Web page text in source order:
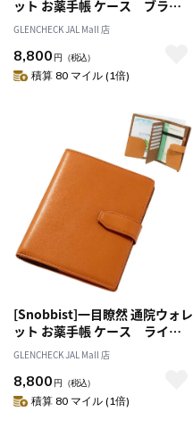
ット お薬手帳 ケース ブラッ
ク[オススメ対象]
GLENCHECK JAL Mall 店
8,800 円 （税込）
積算 80 マイル (1倍)
[Snobbist]一目瞭然 通院ウォレ
ット お薬手帳 ケース ライト
ブラウン[オススメ対象]
GLENCHECK JAL Mall 店
8,800 円 （税込）
積算 80 マイル (1倍)